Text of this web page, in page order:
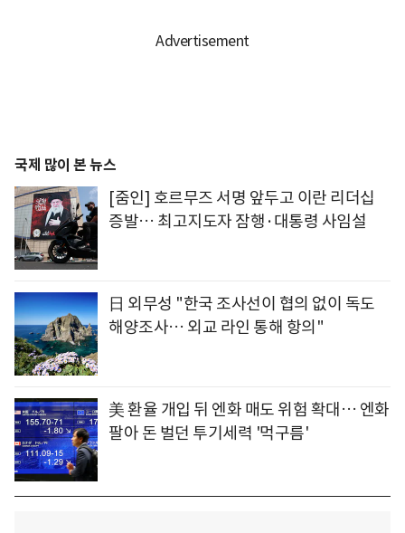
국제 많이 본 뉴스
[줌인] 호르무즈 서명 앞두고 이란 리더십
증발… 최고지도자 잠행·대통령 사임설
日 외무성 "한국 조사선이 협의 없이 독도
해양조사… 외교 라인 통해 항의"
美 환율 개입 뒤 엔화 매도 위험 확대… 엔화
팔아 돈 벌던 투기세력 '먹구름'